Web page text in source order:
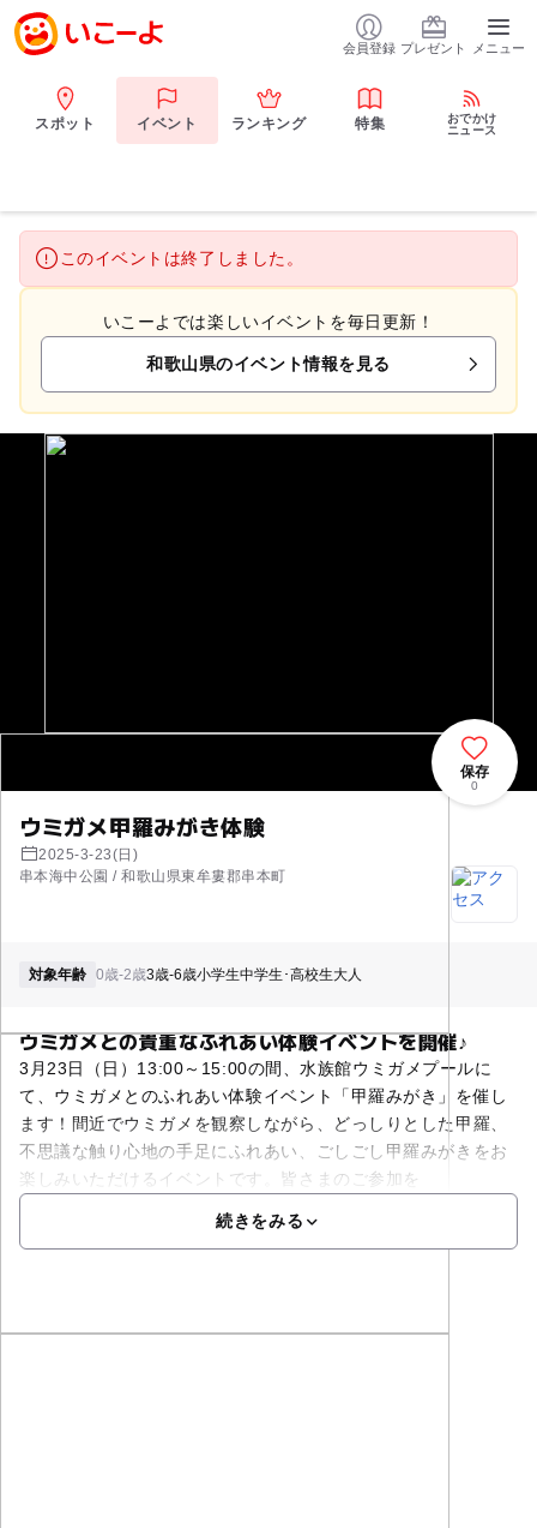
会員登録 プレゼント メニュー
スポット イベント ランキング 特集
おでかけ
ニュース
このイベントは終了しました。
いこーよでは楽しいイベントを毎日更新！
和歌山県のイベント情報を見る
ウミガメ甲羅みがき体験
2025-3-23(日)
串本海中公園 / 和歌山県東牟婁郡串本町
保存
0
対象年齢 0歳-2歳3歳-6歳小学生中学生･高校生大人
ウミガメとの貴重なふれあい体験イベントを開催♪
3月23日（日）13:00～15:00の間、水族館ウミガメプールに
て、ウミガメとのふれあい体験イベント「甲羅みがき」を催し
ます！間近でウミガメを観察しながら、どっしりとした甲羅、
不思議な触り心地の手足にふれあい、ごしごし甲羅みがきをお
楽しみいただけるイベントです。皆さまのご参加を
続きをみる